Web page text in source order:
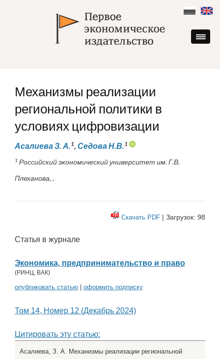
content
Механизмы реализации
региональной политики в
условиях цифровизации
Асалиева З. А.1, Седова Н.В.1
1 Российский экономический университет им. Г.В.
Плеханова, ,
Скачать PDF | Загрузок: 98
Статья в журнале
Экономика, предпринимательство и право
(РИНЦ, ВАК)
опубликовать статью оформить подписку
Том 14, Номер 12 (Декабрь 2024)
Цитировать эту статью:
Асалиева, З. А. Механизмы реализации региональной